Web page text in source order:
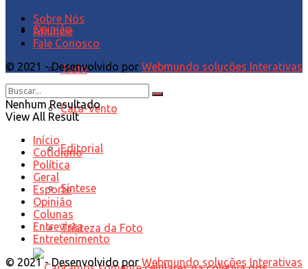
Opinião
Tudo
Cata-Vento
Editorial
Síntese
Tristeza da Foto
Sobre Nós
Anuncie
Fale Conosco
© 2021 - Desenvolvido por Webmundo soluções Interativas
Nenhum Resultado
View All Result
Início
Cotidiano
Política
Geral
Esporte
Opinião
Colunas
Entrevista
Entretenimento
© 2021 - Desenvolvido por Webmundo soluções Interativas